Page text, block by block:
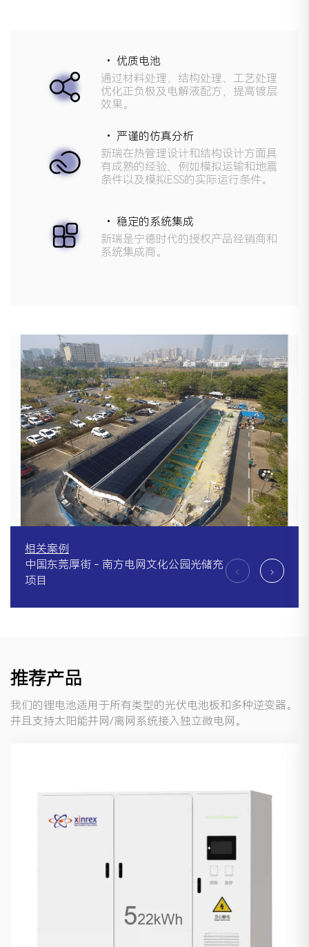
• 优质电池
通过材料处理、结构处理、工艺处理
优化正负极及电解液配方，提高镀层
效果。
• 严谨的仿真分析
新瑞在热管理设计和结构设计方面具
有成熟的经验，例如模拟运输和地震
条件以及模拟ESS的实际运行条件。
• 稳定的系统集成
新瑞是宁德时代的授权产品经销商和
系统集成商。
相关案例
中国东莞厚街 - 南方电网文化公园光储充
项目
中国浙江湖州 - 凯金分布式光伏项目
中国广东 - 深中通道柴储微网系统
中国海南 - 海南部队用户侧储能电站
中国浙江台州 - 台州长鹰工业园分布式储
能
中国东莞石碣 - 台达工业园用户侧储能电
站
中国成都 - 亚联高科储能备电系统
中国广东珠海 - 珠海瓦特神东储能系统
中国广东珠海 - 珠海瓦特储能研发示范项
目
推荐产品
我们的锂电池适用于所有类型的光伏电池板和多种逆变器。
并且支持太阳能并网/离网系统接入独立微电网。